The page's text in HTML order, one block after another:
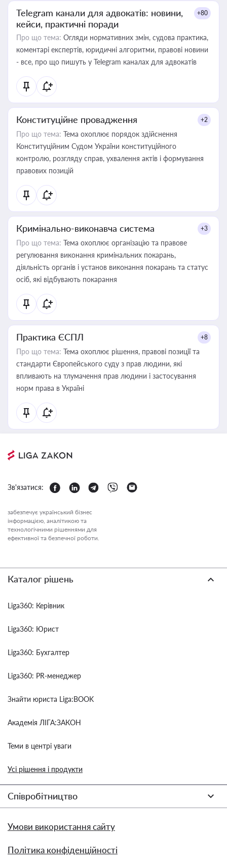
Telegram канали для адвокатів: новини,
кейси, практичні поради
+80
Про що тема: Огляди нормативних змін, судова практика,
коментарі експертів, юридичні алгоритми, правові новини
- все, про що пишуть у Telegram каналах для адвокатів
Конституційне провадження +2
Про що тема: Тема охоплює порядок здійснення
Конституційним Судом України конституційного
контролю, розгляду справ, ухвалення актів і формування
правових позицій
Кримінально-виконавча система +3
Про що тема: Тема охоплює організацію та правове
регулювання виконання кримінальних покарань,
діяльність органів і установ виконання покарань та статус
осіб, які відбувають покарання
Практика ЄСПЛ +8
Про що тема: Тема охоплює рішення, правові позиції та
стандарти Європейського суду з прав людини, які
впливають на тлумачення прав людини і застосування
норм права в Україні
Зв'язатися:
забезпечує український бізнес
інформацією, аналітикою та
технологічними рішеннями для
ефективної та безпечної роботи.
Каталог рішень
Liga360: Керівник
Liga360: Юрист
Liga360: Бухгалтер
Liga360: PR-менеджер
Знайти юриста Liga:BOOK
Академія ЛІГА:ЗАКОН
Теми в центрі уваги
Усі рішення і продукти
Співробітництво
Умови використання сайту
Політика конфіденційності